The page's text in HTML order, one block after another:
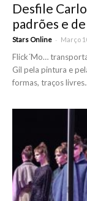
Desfile
padrões e
Stars Online - Março
Flick´Mo…
Gil pela pintura e
formas, traços